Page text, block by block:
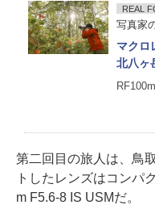
REAL
写真家
マクロ
北八ヶ
第二回目の旅人は、鳥
トしたレンズはコンパ
m F5.6-8 IS USMだ。